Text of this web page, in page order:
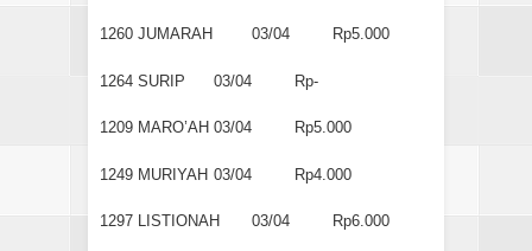
1260 JUMARAH 03/04 Rp5.000
1264 SURIP 03/04 Rp-
1209 MARO’AH 03/04 Rp5.000
1249 MURIYAH 03/04 Rp4.000
1297 LISTIONAH 03/04 Rp6.000